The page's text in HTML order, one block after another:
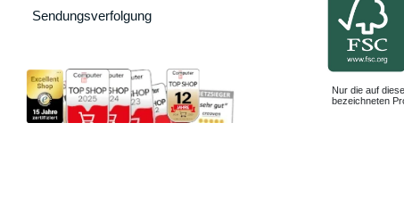
Sendungsverfolgung
Nur die auf
bezeichneten